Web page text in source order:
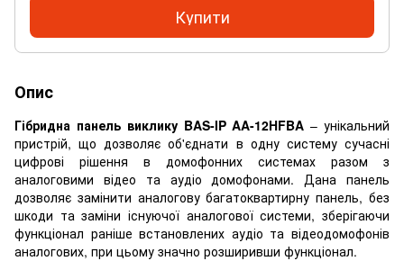
Купити
Опис
Гібридна панель виклику BAS-IP AA-12HFBA – унікальний
пристрій, що дозволяє об'єднати в одну систему сучасні
цифрові рішення в домофонних системах разом з
аналоговими відео та аудіо домофонами. Дана панель
дозволяє замінити аналогову багатоквартирну панель, без
шкоди та заміни існуючої аналогової системи, зберігаючи
функціонал раніше встановлених аудіо та відеодомофонів
аналогових, при цьому значно розширивши функціонал.